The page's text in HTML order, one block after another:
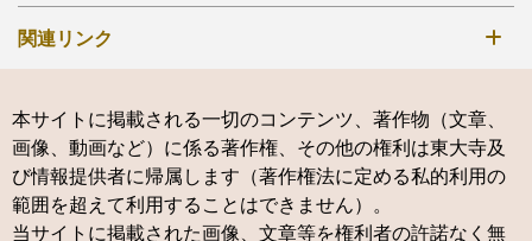
関連リンク
鶴岡八幡宮
神仏霊場会
新薬師寺
本サイトに掲載される一切のコンテンツ、著作物（文章、
画像、動画など）に係る著作権、その他の権利は東大寺及
び情報提供者に帰属します（著作権法に定める私的利用の
範囲を超えて利用することはできません）。
当サイトに掲載された画像、文章等を権利者の許諾なく無